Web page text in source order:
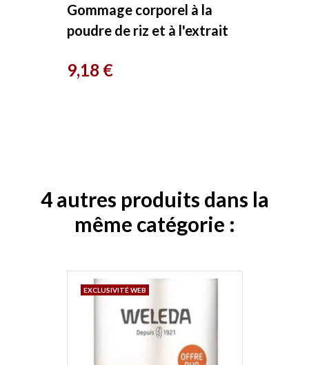
Gommage corporel à la
poudre de riz et à l'extrait
Prix
9,18 €
4 autres produits dans la
même catégorie :
EXCLUSIVITÉ WEB